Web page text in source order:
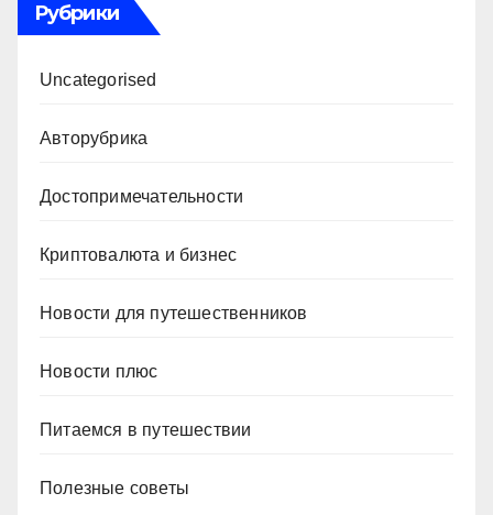
Рубрики
Uncategorised
Авторубрика
Достопримечательности
Криптовалюта и бизнес
Новости для путешественников
Новости плюс
Питаемся в путешествии
Полезные советы